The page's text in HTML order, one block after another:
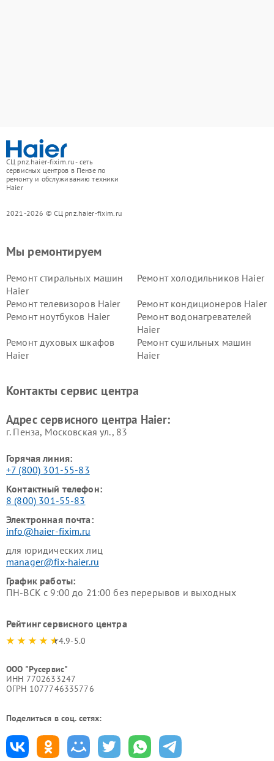
СЦ pnz.haier-fixim.ru - сеть
сервисных центров в Пензе по
ремонту и обслуживанию техники
Haier
2021-2026 © СЦ pnz.haier-fixim.ru
Мы ремонтируем
Ремонт стиральных машин
Haier
Ремонт холодильников Haier
Ремонт телевизоров Haier
Ремонт кондиционеров Haier
Ремонт ноутбуков Haier
Ремонт водонагревателей
Haier
Ремонт духовых шкафов
Haier
Ремонт сушильных машин
Haier
Ремонт роботов-пылесосов
Ремонт посудомоечных
Контакты сервис центра
Адрес сервисного центра Haier:
г. Пенза, Московская ул., 83
Горячая линия:
+7 (800) 301-55-83
Контактный телефон:
8 (800) 301-55-83
Электронная почта:
info@haier-fixim.ru
для юридических лиц
manager@fix-haier.ru
График работы:
ПН-ВСК с 9:00 до 21:00 без перерывов и выходных
Рейтинг сервисного центра
4.9-5.0
ООО "Русервис"
ИНН 7702633247
ОГРН 1077746335776
Поделиться в соц. сетях: